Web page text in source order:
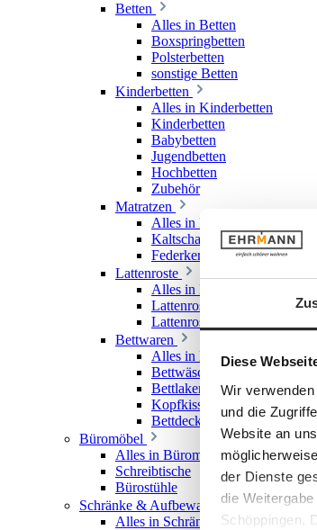
Diese
Wir
und die
Website an
der Dienste
die
Schöppingen,
Betten
Alles in Betten
Boxspringbetten
Polsterbetten
sonstige Betten
Kinderbetten
Alles in Kinderbetten
Kinderbetten
Babybetten
Jugendbetten
Hochbetten
Zubehör
Matratzen
Alles in Matratzen
Kaltschaummatratzen
Federkernmatratzen
Lattenroste
Alles in Lattenroste
Lattenroste starr
Lattenroste verstellbar
Bettwaren
Alles in Bettwaren
Bettwäsche
Bettlaken & Spannlaken
Kopfkissen
Bettdecken
Büromöbel
Alles in Büromöbel
Schreibtische
Bürostühle
Schränke & Aufbewahrung
Alles in Schränke &